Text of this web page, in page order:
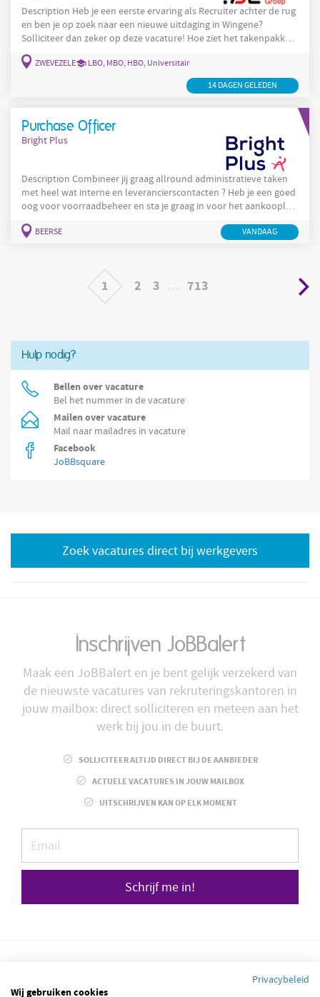
Description Heb je een eerste ervaring als Recruiter achter de rug
en ben je op zoek naar een nieuwe uitdaging in Wingene?
Solliciteer dan zeker op deze vacature! Hoe ziet het takenpakket
er uit? Je staat in voor de rekrutering van technische en
arbeidersprofielen van A tot Z Je onderhoudt de contacten met
klanten en volgt kandidaturen nauwgezet op Je voert
sollicitatiegesprekken en begeleidt nieuwe medewerkers tijdens
ZWEVEZELE LBO, MBO, HBO, Universitair
14 DAGEN GELEDEN
Purchase Officer
Bright Plus
Description Combineer jij graag allround administratieve taken
met heel wat interne en leverancierscontacten ? Heb je een goed
oog voor voorraadbeheer en sta je graag in voor het aankoopluik
nu voor deze job als Purchase Officer in Beerse ! Wat mag je zoal
BEERSE VANDAAG
1 2 3 713
Hulp nodig?
Bellen over vacature
Bel het nummer in de vacature
Mailen over vacature
Mail naar mailadres in vacature
Facebook
JoBBsquare
Zoek vacatures direct bij werkgevers
Inschrijven JoBBalert
Maak een JoBBalert en je bent gelijk verzekerd van
de nieuwste vacatures van rekruteringskantoren in
jouw mailbox: direct solliciteren en meteen aan het
werk bij jou in de buurt.
SOLLICITEER ALTIJD DIRECT BIJ DE AANBIEDER
ACTUELE VACATURES IN JOUW MAILBOX
UITSCHRIJVEN KAN OP ELK MOMENT
Schrijf me in!
Privacybeleid
Wij gebruiken cookies